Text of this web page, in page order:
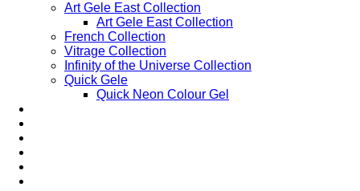
Art Gele East Collection
Art Gele East Collection
French Collection
Vitrage Collection
Infinity of the Universe Collection
Quick Gele
Quick Neon Colour Gel